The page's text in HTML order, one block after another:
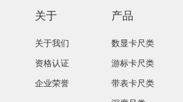
关于
关于我们
资格认证
企业荣誉
产品
数显卡尺类
游标卡尺类
带表卡尺类